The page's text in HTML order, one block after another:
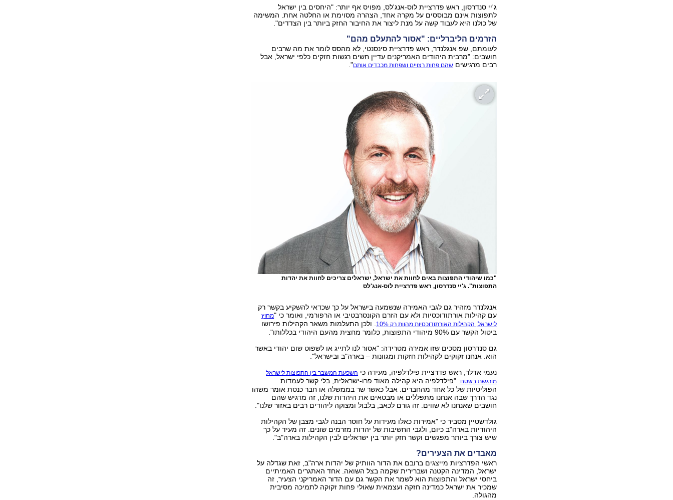
ג'יי סנדרסון, ראש פדרציית לוס-אנג'לס, מפויס אף יותר: "היחסים בין ישראל
לתפוצות אינם מבוססים על מקרה אחד, הצהרה מסוימת או החלטה אחת. המשימה
של כולנו היא לעבוד קשה על מנת ליצור את החיבור החזק ביותר בין הצדדים".
הזרמים הליברליים: "אסור להתעלם מהם"
לעומתם, שפ אנגלנדר, ראש פדרציית סינסנטי, לא מהסס לומר את מה שרבים
חושבים: "מרבית היהודים האמריקנים עדיין חשים רגשות חזקים כלפי ישראל, אבל
רבים מרגישים שהם פחות רצויים ושפחות מכבדים אותם".
"כמו שיהודי התפוצות באים לחוות את ישראל, ישראלים צריכים לחוות את יהדות
התפוצות". ג'יי סנדרסון, ראש פדרציית לוס-אנג'לס
אנגלנדר מזהיר גם לגבי האמירה שנשמעה בישראל על כך שכדאי להשקיע בקשר רק
עם קהילות אורתודוכסיות ולא עם הזרם הקונסרבטיבי או הרפורמי, ואומר כי "מחוץ
לישראל, הקהילות האורתודוכסיות מהוות רק 10%
. ולכן התעלמות משאר הקהילות פירושו
ביטול הקשר עם 90% מיהודי התפוצות, כלומר מחצית מהעם היהודי בכללותו".
גם סנדרסון מסכים שזו אמירה מטרידה: "אסור לנו לתייג או לשפוט שום יהודי באשר
הוא. אנחנו זקוקים לקהילות חזקות ומגוונות – בארה"ב ובישראל".
נעמי אדלר, ראש פדרציית פילדלפיה, מעידה כי השפעת המשבר בין התפוצות לישראל
מורגשת בשטח: "פילדלפיה היא קהילה מאוד פרו-ישראלית, בלי קשר לעמדות
הפוליטיות של כל אחד מהחברים. אבל כאשר שר בממשלה או חבר כנסת אומר משהו
נגד הדרך שבה אנחנו מתפללים או מבטאים את היהדות שלנו, זה מדגיש שהם
חושבים שאנחנו לא שווים. זה גורם לכאב, בלבול ומצוקה ליהודים רבים באזור שלנו".
גולדשטיין מסביר כי "אמירות כאלו מעידות על חוסר הבנה לגבי מצבן של הקהילות
היהודיות בארה"ב כיום, ולגבי החשיבות של יהדות מזרמים שונים. זה מעיד על כך
שיש צורך ביותר מפגשים וקשר חזק יותר בין ישראלים לבין הקהילות בארה"ב".
מאבדים את הצעירים?
ראשי הפדרציות מייצגים ברובם את הדור הוותיק של יהדות ארה"ב, זאת שגדלה על
ישראל, המדינה הקטנה ושברירית שקמה בצל השואה. אחד האתגרים האמיתיים
ביחסי ישראל והתפוצות הוא לשמר את הקשר גם עם הדור האמריקני הצעיר, זה
שמכיר את ישראל כמדינה חזקה ועצמאית שאולי פחות זקוקה לתמיכה מסיבית
מהגולה.